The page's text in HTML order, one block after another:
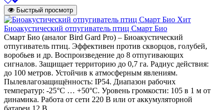
Быстрый просмотр
Хит
Биоакустический отпугиватель птиц Смарт Био
Смарт Био (аналог Bird Gard Pro) – Биоакустический
отпугиватель птиц. Эффективен против скворцов, голубей,
воробьев и др. Воспроизведение до 8 отпугивающих
сигналов. Защищает территорию до 0,7 га. Радиус действия:
до 100 метров. Устойчив к атмосферным явлениям.
Пылевлагозащищённость: IP54. Диапазон рабочих
температур: -25°C … +50°C. Уровень громкости: 105 в 1 м от
динамика. Работа от сети 220 В или от аккумуляторной